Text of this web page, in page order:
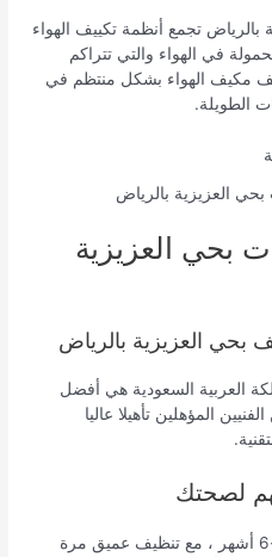
تجمع أنظمة تكييف الهواء
في الهواء والتي تتراكم
مكيف الهواء بشكل منتظم في
الطويلة.
العزيزية بالرياض
بحي العزيزية
بحي العزيزية بالرياض
العربية السعودية هي أفضل
المؤهلين تأهيلا عاليا
لصحتك
يجب تنظيف وحدات التكييف كل 3-6 أشهر ، مع تنظيف عميق مرة